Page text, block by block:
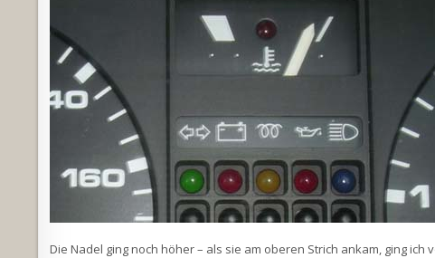
Die Nadel ging noch höher – als sie am oberen Strich ankam, ging